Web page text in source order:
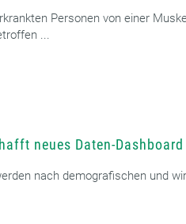
Personen von einer
...
neues Daten-
nach demografischen und